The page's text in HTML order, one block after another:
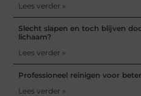
Lees verder »
Slecht slapen en toch blijven
lichaam?
Lees verder »
Professioneel reinigen voor
Lees verder »